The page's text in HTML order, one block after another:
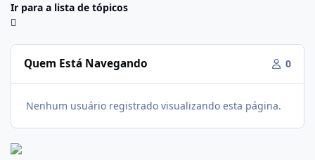
Ir para a lista de tópicos
Quem Está Navegando 0
Nenhum usuário registrado visualizando esta página.